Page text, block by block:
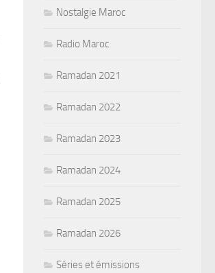
Nostalgie Maroc
Radio Maroc
Ramadan 2021
Ramadan 2022
Ramadan 2023
Ramadan 2024
Ramadan 2025
Ramadan 2026
Séries et émissions